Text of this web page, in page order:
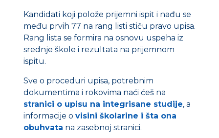
Kandidati koji polože prijemni ispit i nađu se
među prvih 77 na rang listi stiču pravo upisa.
Rang lista se formira na osnovu uspeha iz
srednje škole i rezultata na prijemnom
ispitu.
Sve o proceduri upisa, potrebnim
dokumentima i rokovima naći ćeš na
stranici o upisu na integrisane studije, a
informacije o visini školarine i šta ona
obuhvata na zasebnoj stranici.